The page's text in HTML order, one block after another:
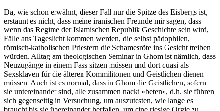
Da, wie schon erwähnt, dieser Fall nur die Spitze des Eisbergs ist,
erstaunt es nicht, dass meine iranischen Freunde mir sagen, dass
wenn das Regime der Islamischen Republik Geschichte sein wird,
Fälle ans Tageslicht kommen werden, die selbst pädophilen,
römisch-katholischen Priestern die Schamesröte ins Gesicht treiben
würden. Alltag am theologischen Seminar in Ghom ist nämlich, dass
Neuzugänge in einem Fass sitzen müssen und dort quasi als
Sexsklaven für die älteren Kommilitonen und Geistlichen dienen
müssen. Auch ist es normal, dass in Ghom die Geistlichen, sofern
sie untereinander sind, alle zusammen nackt «beten», d.h. sie führen
sich gegenseitig in Versuchung, um auszutesten, wie lange es
braucht bis sie übereinander herfallen, um eine riesige Orgie zu